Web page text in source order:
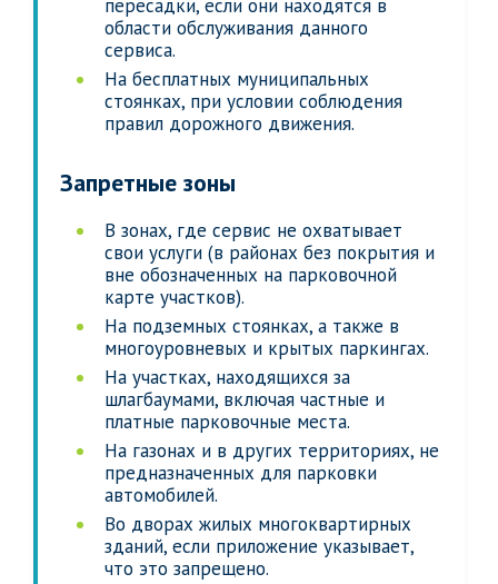
пересадки, если они находятся в
области обслуживания данного
сервиса.
На бесплатных муниципальных
стоянках, при условии соблюдения
правил дорожного движения.
Запретные зоны
В зонах, где сервис не охватывает
свои услуги (в районах без покрытия и
вне обозначенных на парковочной
карте участков).
На подземных стоянках, а также в
многоуровневых и крытых паркингах.
На участках, находящихся за
шлагбаумами, включая частные и
платные парковочные места.
На газонах и в других территориях, не
предназначенных для парковки
автомобилей.
Во дворах жилых многоквартирных
зданий, если приложение указывает,
что это запрещено.